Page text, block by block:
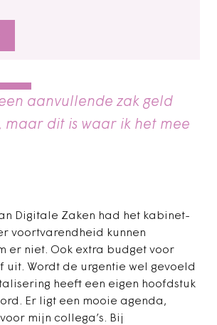
aanvullende zak geld
maar dit is waar ik het mee
Digitale Zaken had het kabinet-
voortvarendheid kunnen
er niet. Ook extra budget voor
Wordt de urgentie wel gevoeld
heeft een eigen hoofdstuk
Er ligt een mooie agenda,
mijn collega’s. Bij